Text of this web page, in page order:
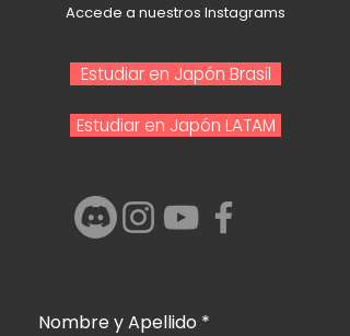
Accede a nuestros Instagrams
Estudiar en Japón Brasil
Estudiar en Japón LATAM
Nombre y Apellido